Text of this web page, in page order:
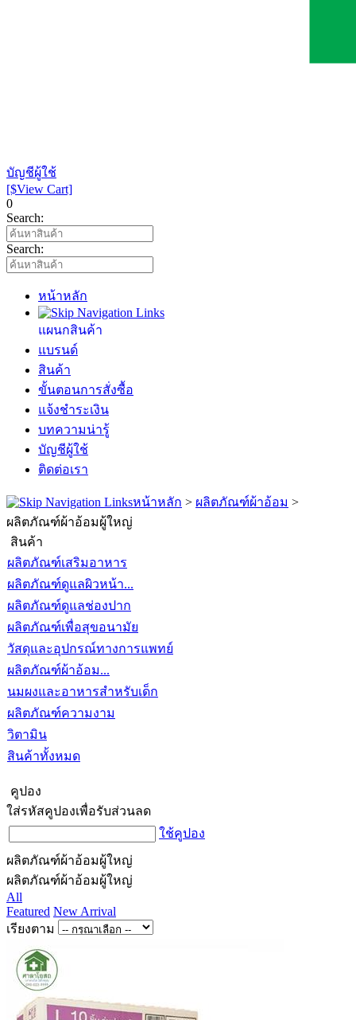
บัญชีผู้ใช้
[$View Cart]
0
Search:
Search:
หน้าหลัก
แผนกสินค้า
แบรนด์
สินค้า
ขั้นตอนการสั่งซื้อ
แจ้งชำระเงิน
บทความน่ารู้
บัญชีผู้ใช้
ติดต่อเรา
หน้าหลัก > ผลิตภัณฑ์ผ้าอ้อม >
ผลิตภัณฑ์ผ้าอ้อมผู้ใหญ่
สินค้า
ผลิตภัณฑ์เสริมอาหาร
ผลิตภัณฑ์ดูแลผิวหน้า...
ผลิตภัณฑ์ดูแลช่องปาก
ผลิตภัณฑ์เพื่อสุขอนามัย
วัสดุและอุปกรณ์ทางการแพทย์
ผลิตภัณฑ์ผ้าอ้อม...
นมผงและอาหารสำหรับเด็ก
ผลิตภัณฑ์ความงาม
วิตามิน
สินค้าทั้งหมด
คูปอง
ใส่รหัสคูปองเพื่อรับส่วนลด
ใช้คูปอง
ผลิตภัณฑ์ผ้าอ้อมผู้ใหญ่
ผลิตภัณฑ์ผ้าอ้อมผู้ใหญ่
All
Featured New Arrival
เรียงตาม